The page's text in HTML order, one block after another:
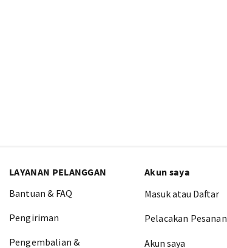
LAYANAN PELANGGAN
Bantuan & FAQ
Pengiriman
Pengembalian &
Akun saya
Masuk atau Daftar
Pelacakan Pesanan
Akun saya